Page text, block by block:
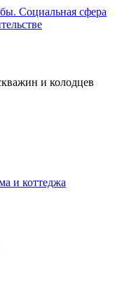
Социальная сфера
и колодцев
и коттеджа